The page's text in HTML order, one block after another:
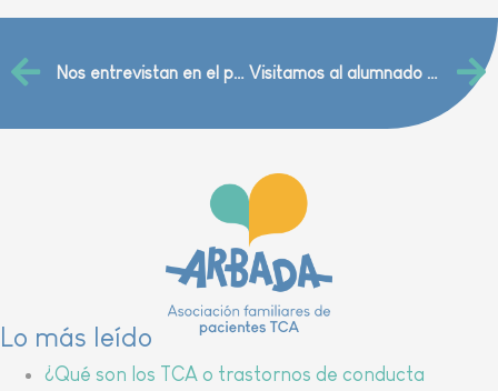
Nos entrevistan en el programa «AQUÍ Y AHORA» Visitamos al alumnado del CPI María Domínguez en Gallur
Lo más leído
¿Qué son los TCA o trastornos de conducta